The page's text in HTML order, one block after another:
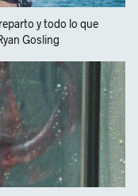
y todo lo que
Gosling